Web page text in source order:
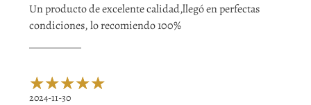
Un producto de excelente calidad,llegó en perfectas
condiciones, lo recomiendo 100%
2024-11-30